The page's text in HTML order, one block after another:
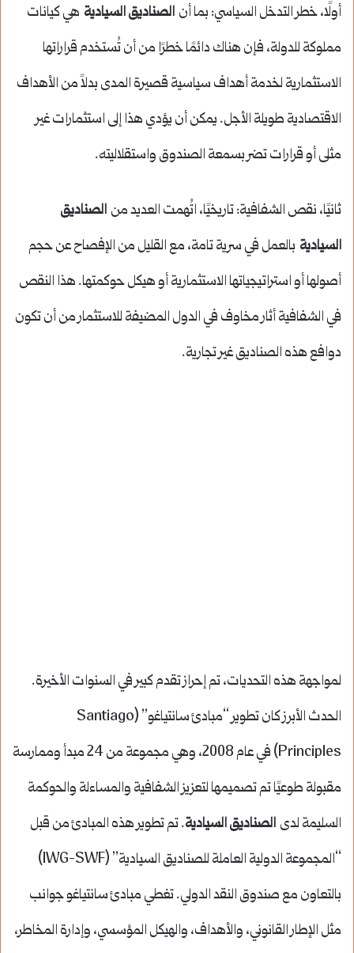
أولًا، خطر التدخل السياسي: بما أن الصناديق السيادية هي كيانات
مملوكة للدولة، فإن هناك دائمًا خطرًا من أن تُستخدم قراراتها
الاستثمارية لخدمة أهداف سياسية قصيرة المدى بدلاً من الأهداف
الاقتصادية طويلة الأجل. يمكن أن يؤدي هذا إلى استثمارات غير
مثلى أو قرارات تضر بسمعة الصندوق واستقلاليته.
ثانيًا، نقص الشفافية: تاريخيًا، اتُهمت العديد من الصناديق
السيادية بالعمل في سرية تامة، مع القليل من الإفصاح عن حجم
أصولها أو استراتيجياتها الاستثمارية أو هيكل حوكمتها. هذا النقص
في الشفافية أثار مخاوف في الدول المضيفة للاستثمار من أن تكون
دوافع هذه الصناديق غير تجارية.
لمواجهة هذه التحديات، تم إحراز تقدم كبير في السنوات الأخيرة.
الحدث الأبرز كان تطوير “مبادئ سانتياغو” (Santiago
Principles) في عام 2008، وهي مجموعة من 24 مبدأ وممارسة
مقبولة طوعيًا تم تصميمها لتعزيز الشفافية والمساءلة والحوكمة
السليمة لدى الصناديق السيادية. تم تطوير هذه المبادئ من قبل
“المجموعة الدولية العاملة للصناديق السيادية” (IWG-SWF)
بالتعاون مع صندوق النقد الدولي. تغطي مبادئ سانتياغو جوانب
مثل الإطار القانوني، والأهداف، والهيكل المؤسسي، وإدارة المخاطر،